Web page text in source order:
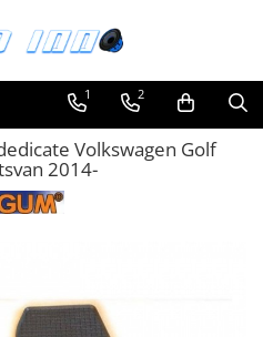
1 2
Volkswagen Golf
2014-